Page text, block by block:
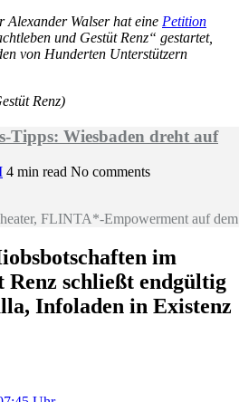
Alexander Walser hat eine Petition
und Gestüt Renz“ gestartet,
von Hunderten Unterstützern
Renz)
Tipps: Wiesbaden dreht auf
4 min read No comments
FLINTA*-Empowerment auf
im
Renz schließt endgültig
Infoladen in Existenz